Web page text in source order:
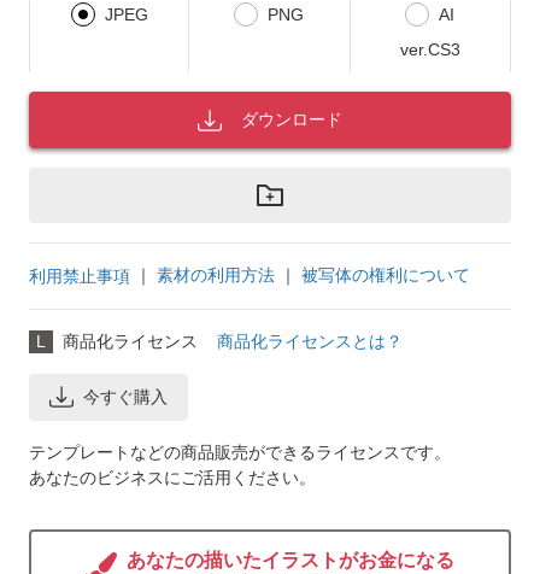
JPEG PNG
AI
ver.CS3
ダウンロード
利用禁止事項 ｜ 素材の利用方法 ｜ 被写体の権利について
L 商品化ライセンス 商品化ライセンスとは？
今すぐ購入
テンプレートなどの商品販売ができるライセンスです。
あなたのビジネスにご活用ください。
あなたの描いたイラストがお金になる